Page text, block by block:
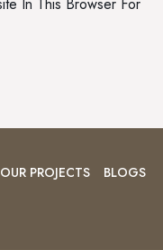
OUR PROJECTS BLOGS